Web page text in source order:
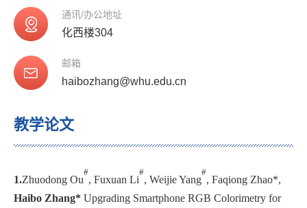
通讯/办公地址
化西楼304
邮箱
haibozhang@whu.edu.cn
教学论文
1.Zhuodong Ou
#
Fuxuan Li
#
Weijie Yang
#
Faqiong Zhao*,
Haibo Zhang* Upgrading Smartphone RGB Colorimetry for